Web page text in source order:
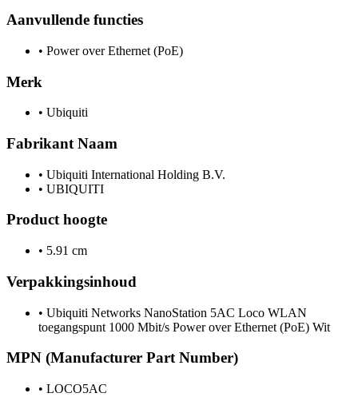
Aanvullende functies
• Power over Ethernet (PoE)
Merk
• Ubiquiti
Fabrikant Naam
• Ubiquiti International Holding B.V.
• UBIQUITI
Product hoogte
• 5.91 cm
Verpakkingsinhoud
• Ubiquiti Networks NanoStation 5AC Loco WLAN
toegangspunt 1000 Mbit/s Power over Ethernet (PoE) Wit
MPN (Manufacturer Part Number)
• LOCO5AC